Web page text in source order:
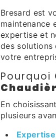
Bresard est
maintenance
expertise et
des
votre
Pourquoi
En
plusieurs